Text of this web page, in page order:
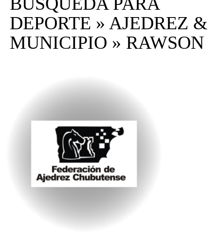
DEPORTE » AJEDREZ &
MUNICIPIO » RAWSON